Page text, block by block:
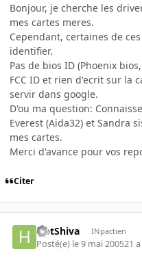
Bonjour, je cherche les
mes cartes meres.
Cependant, certaines de
identifier.
Pas de bios ID (Phoenix
FCC ID et rien d'ecrit sur la
servir dans google.
D'ou ma question:
Everest (Aida32) et Sandra
mes cartes.
Merci d'avance pour vos
Citer
HotShiva INpactien
Posté(e) le 9 mai 200521 a